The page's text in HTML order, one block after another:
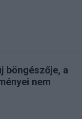
böngészője, a
nem